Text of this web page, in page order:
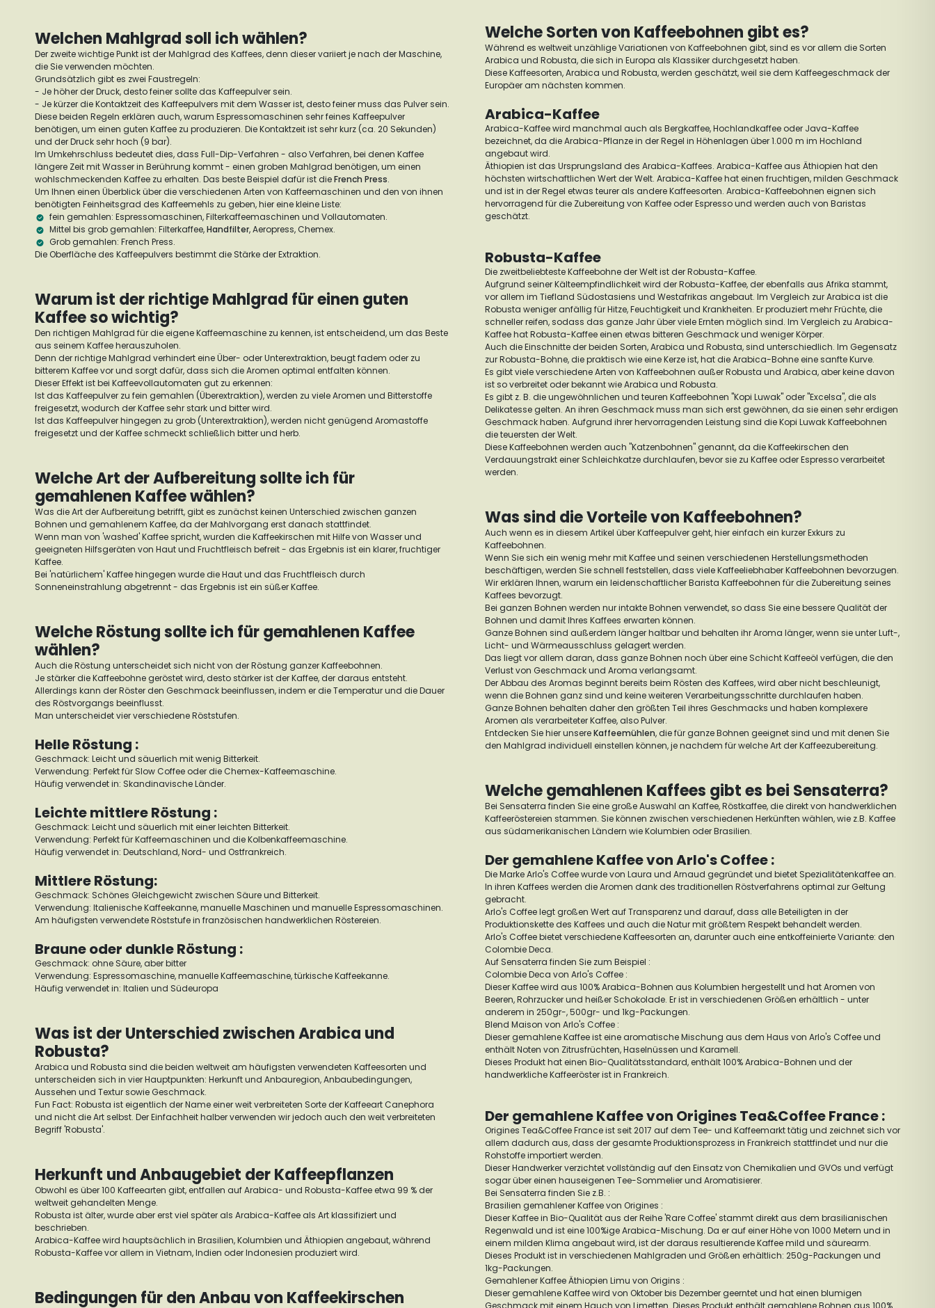
Welchen Mahlgrad soll ich wählen?
Der zweite wichtige Punkt ist der Mahlgrad des Kaffees, denn dieser variiert je nach der Maschine,
die Sie verwenden möchten.
Grundsätzlich gibt es zwei Faustregeln:
- Je höher der Druck, desto feiner sollte das Kaffeepulver sein.
- Je kürzer die Kontaktzeit des Kaffeepulvers mit dem Wasser ist, desto feiner muss das Pulver sein.
Diese beiden Regeln erklären auch, warum Espressomaschinen sehr feines Kaffeepulver
benötigen, um einen guten Kaffee zu produzieren. Die Kontaktzeit ist sehr kurz (ca. 20 Sekunden)
und der Druck sehr hoch (9 bar).
Im Umkehrschluss bedeutet dies, dass Full-Dip-Verfahren - also Verfahren, bei denen Kaffee
längere Zeit mit Wasser in Berührung kommt - einen groben Mahlgrad benötigen, um einen
wohlschmeckenden Kaffee zu erhalten. Das beste Beispiel dafür ist dieFrench Press.
Um Ihnen einen Überblick über die verschiedenen Arten von Kaffeemaschinen und den von ihnen
benötigten Feinheitsgrad des Kaffeemehls zu geben, hier eine kleine Liste:
fein gemahlen: Espressomaschinen, Filterkaffeemaschinen und Vollautomaten.
Mittel bis grob gemahlen: Filterkaffee,Handfilter, Aeropress, Chemex.
Grob gemahlen: French Press.
Die Oberfläche des Kaffeepulvers bestimmt die Stärke der Extraktion.
Warum ist der richtige Mahlgrad für einen guten
Kaffee so wichtig?
Den richtigen Mahlgrad für die eigene Kaffeemaschine zu kennen, ist entscheidend, um das Beste
aus seinem Kaffee herauszuholen.
Denn der richtige Mahlgrad verhindert eine Über- oder Unterextraktion, beugt fadem oder zu
bitterem Kaffee vor und sorgt dafür, dass sich die Aromen optimal entfalten können.
Dieser Effekt ist bei Kaffeevollautomaten gut zu erkennen:
Ist das Kaffeepulver zu fein gemahlen (Überextraktion), werden zu viele Aromen und Bitterstoffe
freigesetzt, wodurch der Kaffee sehr stark und bitter wird.
Ist das Kaffeepulver hingegen zu grob (Unterextraktion), werden nicht genügend Aromastoffe
freigesetzt und der Kaffee schmeckt schließlich bitter und herb.
Welche Art der Aufbereitung sollte ich für
gemahlenen Kaffee wählen?
Was die Art der Aufbereitung betrifft, gibt es zunächst keinen Unterschied zwischen ganzen
Bohnen und gemahlenem Kaffee, da der Mahlvorgang erst danach stattfindet.
Wenn man von 'washed' Kaffee spricht, wurden die Kaffeekirschen mit Hilfe von Wasser und
geeigneten Hilfsgeräten von Haut und Fruchtfleisch befreit - das Ergebnis ist ein klarer, fruchtiger
Kaffee.
Bei 'natürlichem' Kaffee hingegen wurde die Haut und das Fruchtfleisch durch
Sonneneinstrahlung abgetrennt - das Ergebnis ist ein süßer Kaffee.
Welche Röstung sollte ich für gemahlenen Kaffee
wählen?
Auch die Röstung unterscheidet sich nicht von der Röstung ganzer Kaffeebohnen.
Je stärker die Kaffeebohne geröstet wird, desto stärker ist der Kaffee, der daraus entsteht.
Allerdings kann der Röster den Geschmack beeinflussen, indem er die Temperatur und die Dauer
des Röstvorgangs beeinflusst.
Man unterscheidet vier verschiedene Röststufen.
Helle Röstung :
Geschmack: Leicht und säuerlich mit wenig Bitterkeit.
Verwendung: Perfekt für Slow Coffee oder die Chemex-Kaffeemaschine.
Häufig verwendet in: Skandinavische Länder.
Leichte mittlere Röstung :
Geschmack: Leicht und säuerlich mit einer leichten Bitterkeit.
Verwendung: Perfekt für Kaffeemaschinen und die Kolbenkaffeemaschine.
Häufig verwendet in: Deutschland, Nord- und Ostfrankreich.
Mittlere Röstung:
Geschmack: Schönes Gleichgewicht zwischen Säure und Bitterkeit.
Verwendung: Italienische Kaffeekanne, manuelle Maschinen und manuelle Espressomaschinen.
Am häufigsten verwendete Röststufe in französischen handwerklichen Röstereien.
Braune oder dunkle Röstung :
Geschmack: ohne Säure, aber bitter
Verwendung: Espressomaschine, manuelle Kaffeemaschine, türkische Kaffeekanne.
Häufig verwendet in: Italien und Südeuropa
Was ist der Unterschied zwischen Arabica und
Robusta?
Arabica und Robusta sind die beiden weltweit am häufigsten verwendeten Kaffeesorten und
unterscheiden sich in vier Hauptpunkten: Herkunft und Anbauregion, Anbaubedingungen,
Aussehen und Textur sowie Geschmack.
Fun Fact: Robusta ist eigentlich der Name einer weit verbreiteten Sorte der Kaffeeart Canephora
und nicht die Art selbst. Der Einfachheit halber verwenden wir jedoch auch den weit verbreiteten
Begriff 'Robusta'.
Herkunft und Anbaugebiet der Kaffeepflanzen
Obwohl es über 100 Kaffeearten gibt, entfallen auf Arabica- und Robusta-Kaffee etwa 99 % der
weltweit gehandelten Menge.
Robusta ist älter, wurde aber erst viel später als Arabica-Kaffee als Art klassifiziert und
beschrieben.
Arabica-Kaffee wird hauptsächlich in Brasilien, Kolumbien und Äthiopien angebaut, während
Robusta-Kaffee vor allem in Vietnam, Indien oder Indonesien produziert wird.
Bedingungen für den Anbau von Kaffeekirschen
Welche Sorten von Kaffeebohnen gibt es?
Während es weltweit unzählige Variationen von Kaffeebohnen gibt, sind es vor allem die Sorten
Arabica und Robusta, die sich in Europa als Klassiker durchgesetzt haben.
Diese Kaffeesorten, Arabica und Robusta, werden geschätzt, weil sie dem Kaffeegeschmack der
Europäer am nächsten kommen.
Arabica-Kaffee
Arabica-Kaffee wird manchmal auch als Bergkaffee, Hochlandkaffee oder Java-Kaffee
bezeichnet, da die Arabica-Pflanze in der Regel in Höhenlagen über 1.000 m im Hochland
angebaut wird.
Äthiopien ist das Ursprungsland des Arabica-Kaffees. Arabica-Kaffee aus Äthiopien hat den
höchsten wirtschaftlichen Wert der Welt. Arabica-Kaffee hat einen fruchtigen, milden Geschmack
und ist in der Regel etwas teurer als andere Kaffeesorten. Arabica-Kaffeebohnen eignen sich
hervorragend für die Zubereitung von Kaffee oder Espresso und werden auch von Baristas
geschätzt.
Robusta-Kaffee
Die zweitbeliebteste Kaffeebohne der Welt ist der Robusta-Kaffee.
Aufgrund seiner Kälteempfindlichkeit wird der Robusta-Kaffee, der ebenfalls aus Afrika stammt,
vor allem im Tiefland Südostasiens und Westafrikas angebaut. Im Vergleich zur Arabica ist die
Robusta weniger anfällig für Hitze, Feuchtigkeit und Krankheiten. Er produziert mehr Früchte, die
schneller reifen, sodass das ganze Jahr über viele Ernten möglich sind. Im Vergleich zu Arabica-
Kaffee hat Robusta-Kaffee einen etwas bitteren Geschmack und weniger Körper.
Auch die Einschnitte der beiden Sorten, Arabica und Robusta, sind unterschiedlich. Im Gegensatz
zur Robusta-Bohne, die praktisch wie eine Kerze ist, hat die Arabica-Bohne eine sanfte Kurve.
Es gibt viele verschiedene Arten von Kaffeebohnen außer Robusta und Arabica, aber keine davon
ist so verbreitet oder bekannt wie Arabica und Robusta.
Es gibt z. B. die ungewöhnlichen und teuren Kaffeebohnen "Kopi Luwak" oder "Excelsa", die als
Delikatesse gelten. An ihren Geschmack muss man sich erst gewöhnen, da sie einen sehr erdigen
Geschmack haben. Aufgrund ihrer hervorragenden Leistung sind die Kopi Luwak Kaffeebohnen
die teuersten der Welt.
Diese Kaffeebohnen werden auch "Katzenbohnen" genannt, da die Kaffeekirschen den
Verdauungstrakt einer Schleichkatze durchlaufen, bevor sie zu Kaffee oder Espresso verarbeitet
werden.
Was sind die Vorteile von Kaffeebohnen?
Auch wenn es in diesem Artikel über Kaffeepulver geht, hier einfach ein kurzer Exkurs zu
Kaffeebohnen.
Wenn Sie sich ein wenig mehr mit Kaffee und seinen verschiedenen Herstellungsmethoden
beschäftigen, werden Sie schnell feststellen, dass viele Kaffeeliebhaber Kaffeebohnen bevorzugen.
Wir erklären Ihnen, warum ein leidenschaftlicher Barista Kaffeebohnen für die Zubereitung seines
Kaffees bevorzugt.
Bei ganzen Bohnen werden nur intakte Bohnen verwendet, so dass Sie eine bessere Qualität der
Bohnen und damit Ihres Kaffees erwarten können.
Ganze Bohnen sind außerdem länger haltbar und behalten ihr Aroma länger, wenn sie unter Luft-,
Licht- und Wärmeausschluss gelagert werden.
Das liegt vor allem daran, dass ganze Bohnen noch über eine Schicht Kaffeeöl verfügen, die den
Verlust von Geschmack und Aroma verlangsamt.
Der Abbau des Aromas beginnt bereits beim Rösten des Kaffees, wird aber nicht beschleunigt,
wenn die Bohnen ganz sind und keine weiteren Verarbeitungsschritte durchlaufen haben.
Ganze Bohnen behalten daher den größten Teil ihres Geschmacks und haben komplexere
Aromen als verarbeiteter Kaffee, also Pulver.
Entdecken Sie hier unsereKaffeemühlen, die für ganze Bohnen geeignet sind und mit denen Sie
den Mahlgrad individuell einstellen können, je nachdem für welche Art der Kaffeezubereitung.
Welche gemahlenen Kaffees gibt es bei Sensaterra?
Bei Sensaterra finden Sie eine große Auswahl an Kaffee, Röstkaffee, die direkt von handwerklichen
Kaffeeröstereien stammen. Sie können zwischen verschiedenen Herkünften wählen, wie z.B. Kaffee
aus südamerikanischen Ländern wie Kolumbien oder Brasilien.
Der gemahlene Kaffee von Arlo's Coffee :
Die Marke Arlo's Coffee wurde von Laura und Arnaud gegründet und bietet Spezialitätenkaffee an.
In ihren Kaffees werden die Aromen dank des traditionellen Röstverfahrens optimal zur Geltung
gebracht.
Arlo's Coffee legt großen Wert auf Transparenz und darauf, dass alle Beteiligten in der
Produktionskette des Kaffees und auch die Natur mit größtem Respekt behandelt werden.
Arlo's Coffee bietet verschiedene Kaffeesorten an, darunter auch eine entkoffeinierte Variante: den
Colombie Deca.
Auf Sensaterra finden Sie zum Beispiel :
Colombie Deca von Arlo's Coffee :
Dieser Kaffee wird aus 100% Arabica-Bohnen aus Kolumbien hergestellt und hat Aromen von
Beeren, Rohrzucker und heißer Schokolade. Er ist in verschiedenen Größen erhältlich - unter
anderem in 250gr-, 500gr- und 1kg-Packungen.
Blend Maison von Arlo's Coffee :
Dieser gemahlene Kaffee ist eine aromatische Mischung aus dem Haus von Arlo's Coffee und
enthält Noten von Zitrusfrüchten, Haselnüssen und Karamell.
Dieses Produkt hat einen Bio-Qualitätsstandard, enthält 100% Arabica-Bohnen und der
handwerkliche Kaffeeröster ist in Frankreich.
Der gemahlene Kaffee von Origines Tea&Coffee France :
Origines Tea&Coffee France ist seit 2017 auf dem Tee- und Kaffeemarkt tätig und zeichnet sich vor
allem dadurch aus, dass der gesamte Produktionsprozess in Frankreich stattfindet und nur die
Rohstoffe importiert werden.
Dieser Handwerker verzichtet vollständig auf den Einsatz von Chemikalien und GVOs und verfügt
sogar über einen hauseigenen Tee-Sommelier und Aromatisierer.
Bei Sensaterra finden Sie z.B. :
Brasilien gemahlener Kaffee von Origines :
Dieser Kaffee in Bio-Qualität aus der Reihe 'Rare Coffee' stammt direkt aus dem brasilianischen
Regenwald und ist eine 100%ige Arabica-Mischung. Da er auf einer Höhe von 1000 Metern und in
einem milden Klima angebaut wird, ist der daraus resultierende Kaffee mild und säurearm.
Dieses Produkt ist in verschiedenen Mahlgraden und Größen erhältlich: 250g-Packungen und
1kg-Packungen.
Gemahlener Kaffee Äthiopien Limu von Origins :
Dieser gemahlene Kaffee wird von Oktober bis Dezember geerntet und hat einen blumigen
Geschmack mit einem Hauch von Limetten. Dieses Produkt enthält gemahlene Bohnen aus 100%